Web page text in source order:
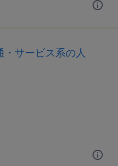
サービス系の人